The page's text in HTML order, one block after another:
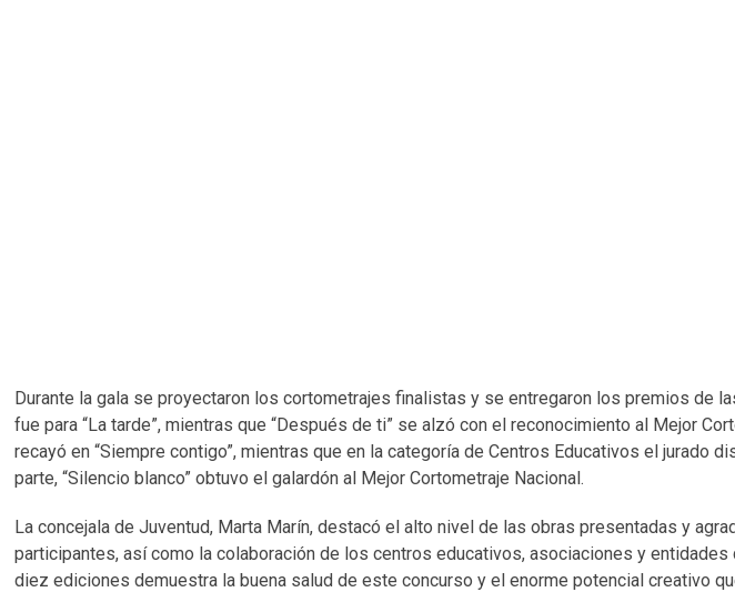
Durante la gala se proyectaron los cortometrajes finalistas y se entregaron los premios de
fue para “La tarde”, mientras que “Después de ti” se alzó con el reconocimiento al Mejor
recayó en “Siempre contigo”, mientras que en la categoría de Centros Educativos el jurado
parte, “Silencio blanco” obtuvo el galardón al Mejor Cortometraje Nacional.
La concejala de Juventud, Marta Marín, destacó el alto nivel de las obras presentadas y
participantes, así como la colaboración de los centros educativos, asociaciones y entidades
diez ediciones demuestra la buena salud de este concurso y el enorme potencial creativo